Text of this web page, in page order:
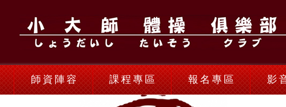
師資陣容 課程專區 報名專區 影